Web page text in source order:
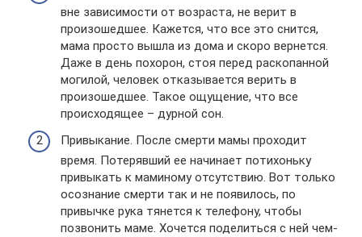
вне зависимости от возраста, не верит в
произошедшее. Кажется, что все это снится,
мама просто вышла из дома и скоро вернется.
Даже в день похорон, стоя перед раскопанной
могилой, человек отказывается верить в
произошедшее. Такое ощущение, что все
происходящее – дурной сон.
Привыкание. После смерти мамы проходит
время. Потерявший ее начинает потихоньку
привыкать к маминому отсутствию. Вот только
осознание смерти так и не появилось, по
привычке рука тянется к телефону, чтобы
позвонить маме. Хочется поделиться с ней чем-